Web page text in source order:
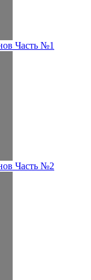
Часть №1
Часть №2